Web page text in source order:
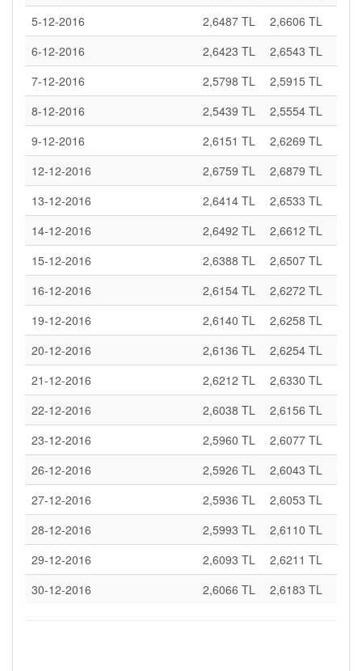
5-12-2016
2,6487 TL
2,6606 TL
6-12-2016
2,6423 TL
2,6543 TL
7-12-2016
2,5798 TL
2,5915 TL
8-12-2016
2,5439 TL
2,5554 TL
9-12-2016
2,6151 TL
2,6269 TL
12-12-2016
2,6759 TL
2,6879 TL
13-12-2016
2,6414 TL
2,6533 TL
14-12-2016
2,6492 TL
2,6612 TL
15-12-2016
2,6388 TL
2,6507 TL
16-12-2016
2,6154 TL
2,6272 TL
19-12-2016
2,6140 TL
2,6258 TL
20-12-2016
2,6136 TL
2,6254 TL
21-12-2016
2,6212 TL
2,6330 TL
22-12-2016
2,6038 TL
2,6156 TL
23-12-2016
2,5960 TL
2,6077 TL
26-12-2016
2,5926 TL
2,6043 TL
27-12-2016
2,5936 TL
2,6053 TL
28-12-2016
2,5993 TL
2,6110 TL
29-12-2016
2,6093 TL
2,6211 TL
30-12-2016
2,6066 TL 2,6183 TL